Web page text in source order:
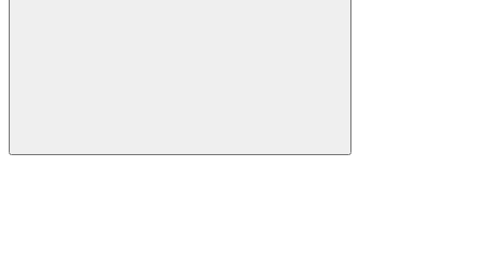
Compartilhar